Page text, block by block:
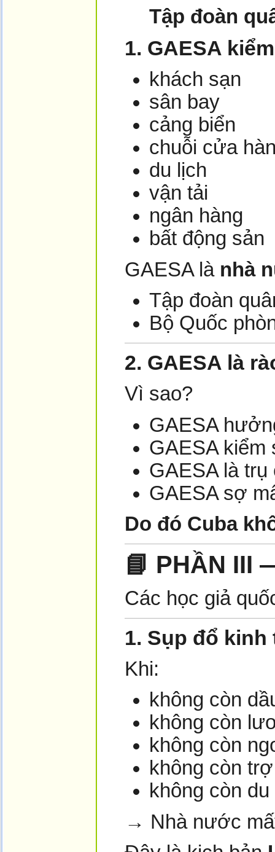
Tập đoàn
1. GAESA
khách sạn
sân bay
cảng biển
chuỗi cửa
du lịch
vận tải
ngân hàng
bất động sản
GAESA là nhà
Tập đoàn
Bộ Quốc
2. GAESA là
Vì sao?
GAESA
GAESA
GAESA là
GAESA sợ
Do đó Cuba
📘 PHẦN III
Các học giả
1. Sụp đổ
Khi:
không còn
không còn
không còn
không còn
không còn du
→ Nhà nước